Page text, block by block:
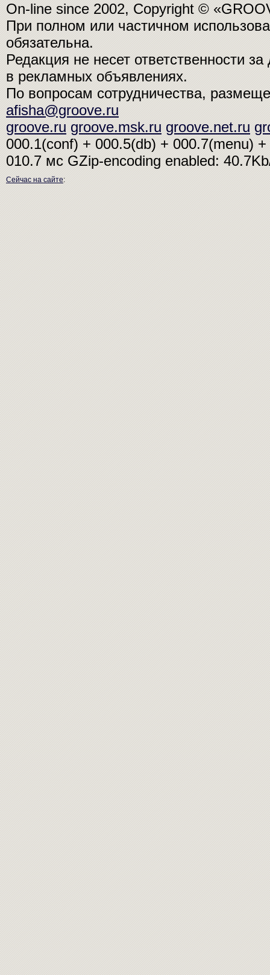
On-line since 2002, Copyright ©
При полном или частичном
обязательна.
Редакция не несет ответственности
в рекламных объявлениях.
По вопросам сотрудничества,
afisha@groove.ru
groove.ru groove.msk.ru groove.net.ru
000.1(conf) + 000.5(db) + 000.7(menu)
010.7 мсGZip-encoding enabled:
Сейчас на сайте: